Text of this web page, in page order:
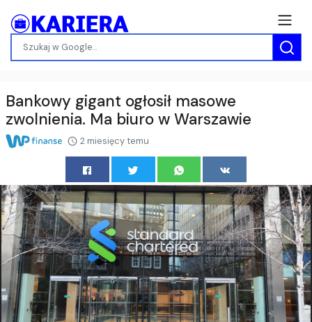
Bankowy gigant ogłosił masowe
zwolnienia. Ma biuro w Warszawie
2 miesięcy temu